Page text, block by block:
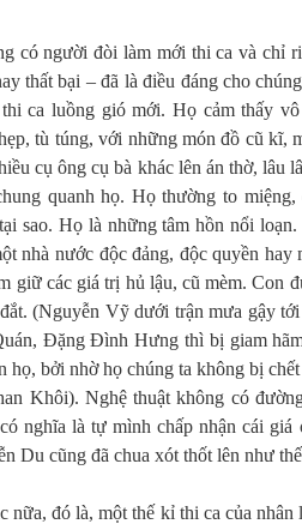
có người đòi làm mới thi ca và chỉ
thất bại – đã là điều đáng cho
ca luồng gió mới. Họ cảm thấy
tù túng, với những món đồ cũ kĩ,
cụ ông cụ bà khác lên án thờ, lâu
quanh họ. Họ thường to
sao. Họ là những tâm hồn nổi
nhà nước độc đảng, độc quyền hay
giữ các giá trị hủ lậu, cũ mèm. Con
(Nguyễn Vỹ dưới trận mưa gậy
Đặng Đình Hưng thì bị giam
họ, bởi nhờ họ chúng ta không bị
Khôi). Nghệ thuật không có
nghĩa là tự mình chấp nhận cái giá
Du cũng đã chua xót thốt lên như
đó là, một thế kỉ thi ca của nhân